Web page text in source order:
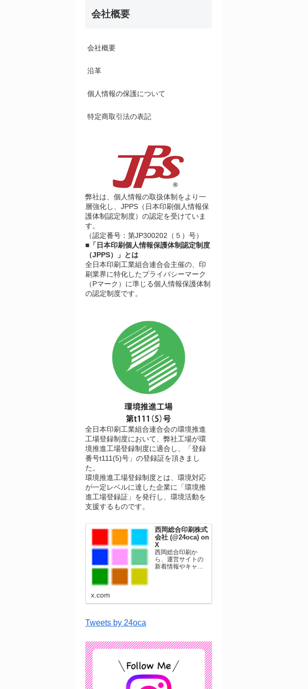
会社概要
会社概要
沿革
個人情報の保護について
特定商取引法の表記
弊社は、個人情報の取扱体制をより一
層強化し、JPPS（日本印刷個人情報保
護体制認定制度）の認定を受けていま
す。
（認定番号：第JP300202（５）号）
■「日本印刷個人情報保護体制認定制度
（JPPS）」とは
全日本印刷工業組合連合会主催の、印
刷業界に特化したプライバシーマーク
（Pマーク）に準じる個人情報保護体制
の認定制度です。
全日本印刷工業組合連合会の環境推進
工場登録制度において、弊社工場が環
境推進工場登録制度に適合し、「登録
番号t111(5)号」の登録証を頂きまし
た。
環境推進工場登録制度とは、環境対応
が一定レベルに達した企業に「環境推
進工場登録証」を発行し、環境活動を
支援するものです。
西岡総合印刷株式
会社 (@24oca) on
X
西岡総合印刷か
ら、運営サイトの
新着情報やキャン
ています。
x.com
Tweets by 24oca